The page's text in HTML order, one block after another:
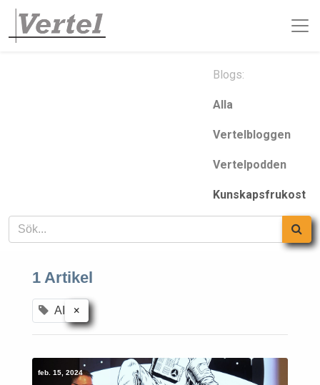
Blogs:
Alla
Vertelbloggen
Vertelpodden
Kunskapsfrukost
1 Artikel
AI ×
feb. 15, 2024